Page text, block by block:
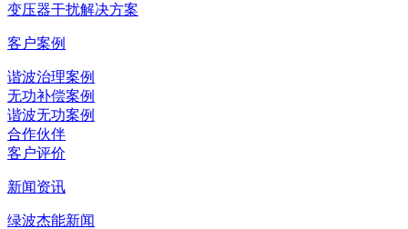
变压器干扰解决方案
客户案例
谐波治理案例
无功补偿案例
谐波无功案例
合作伙伴
客户评价
新闻资讯
绿波杰能新闻